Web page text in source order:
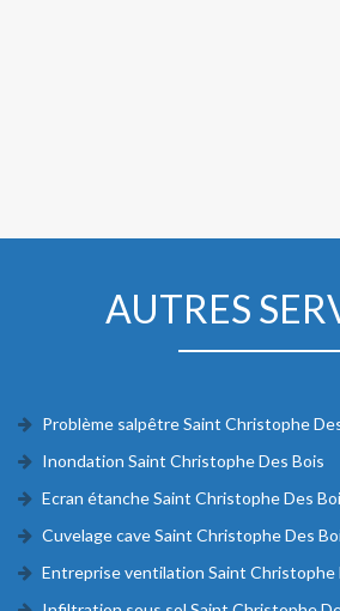
AUTRES
Problème salpêtre Saint Christophe
Inondation Saint Christophe Des Bois
Ecran étanche Saint Christophe Des
Cuvelage cave Saint Christophe Des
Entreprise ventilation Saint Christophe